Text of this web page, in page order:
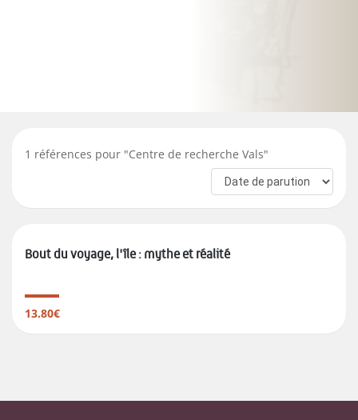
1 références pour "Centre de recherche Vals"
Bout du voyage, l'île : mythe et réalité
13.80€